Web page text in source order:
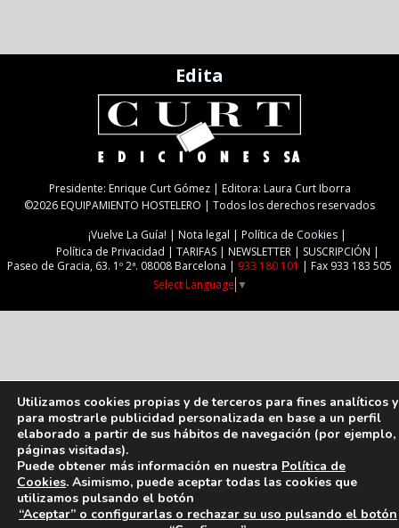
Edita
Presidente: Enrique Curt Gómez | Editora: Laura Curt Iborra
©2026 EQUIPAMIENTO HOSTELERO | Todos los derechos reservados
¡Vuelve La Guía!
Nota legal
Política de Cookies
Política de Privacidad
TARIFAS NEWSLETTER
SUSCRIPCIÓN
Paseo de Gracia, 63. 1º 2ª. 08008 Barcelona | 933 180 101
| Fax 933 183 505
Select Language ▼
Utilizamos cookies propias y de terceros para fines analíticos y
para mostrarle publicidad personalizada en base a un perfil
elaborado a partir de sus hábitos de navegación (por ejemplo,
páginas visitadas).
Puede obtener más información en nuestra Política de
Cookies. Asimismo, puede aceptar todas las cookies que
utilizamos pulsando el botón
“Aceptar” o configurarlas o rechazar su uso pulsando el botón